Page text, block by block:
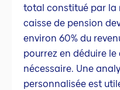
total constitué par la
caisse de pension
environ 60% du
pourrez en déduire
nécessaire. Une
personnalisée est